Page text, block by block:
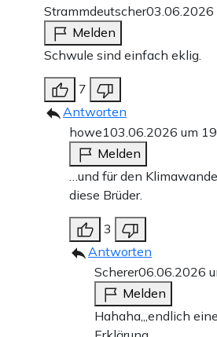
Strammdeutscher03.06.2026
Melden
Schwule sind einfach eklig.
7
Antworten
howe103.06.2026 um
Melden
…und für den
diese Brüder.
3
Antworten
Scherer06.06.2026
Melden
Hahaha,,,endlich